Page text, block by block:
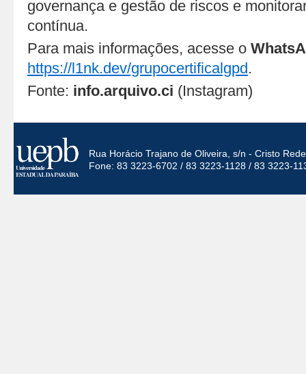
governança e gestão de riscos e
contínua.
Para mais informações, acesse o
https://l1nk.dev/grupocertificalgpd.
Fonte: info.arquivo.ci (Instagram)
Rua Horácio Trajano de Oliveira, s/n - Cristo
Fone: 83 3223-6702 / 83 3223-1128 / 83 3223-